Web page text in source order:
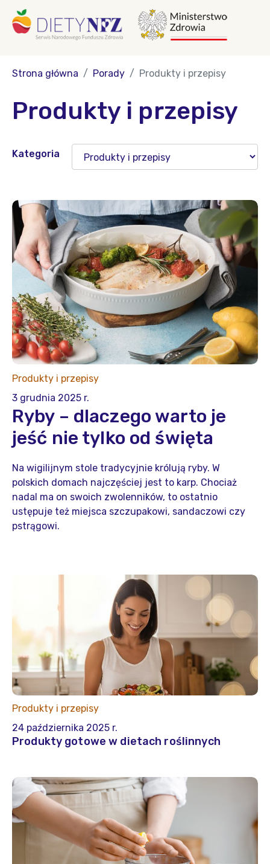
Strona główna Porady Produkty i przepisy
Produkty i przepisy
Kategoria
Produkty i przepisy
3 grudnia 2025 r.
Ryby – dlaczego warto je
jeść nie tylko od święta
Na wigilijnym stole tradycyjnie królują ryby. W
polskich domach najczęściej jest to karp. Chociaż
nadal ma on swoich zwolenników, to ostatnio
ustępuje też miejsca szczupakowi, sandaczowi czy
pstrągowi.
Produkty i przepisy
24 października 2025 r.
Produkty gotowe w dietach roślinnych